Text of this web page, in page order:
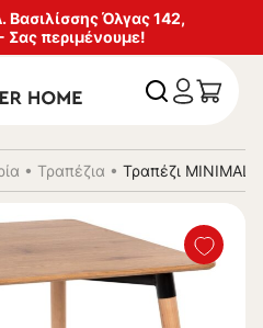
Όλγας 142,
Σας περιμένουμε!
• Τραπέζια • Τραπέζι MINIMAL